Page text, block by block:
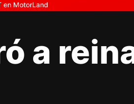
en MotorLand
a